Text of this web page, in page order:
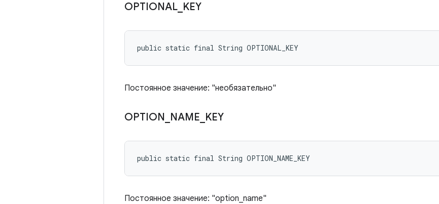
OPTIONAL KEY
public static final String OPTIONAL_KEY
Постоянное значение: "необязательно"
OPTION NAME KEY
public static final String OPTION_NAME_KEY
Постоянное значение: "option_name"